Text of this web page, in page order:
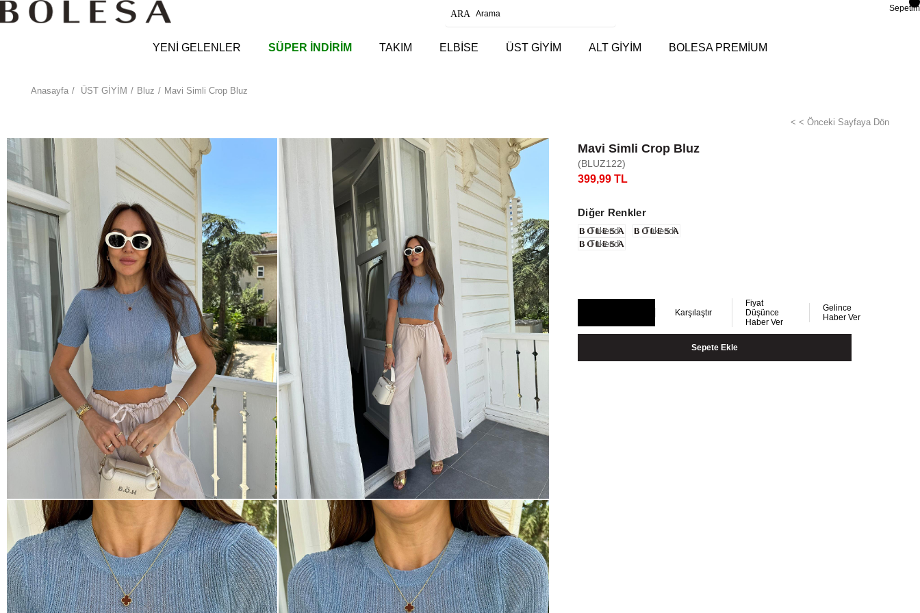
Sepetim
YENİ GELENLER SÜPER İNDİRİM TAKIM ELBİSE ÜST GİYİM ALT GİYİM BOLESA PREMİUM
Anasayfa ÜST GİYİM Bluz Mavi Simli Crop Bluz
< < Önceki Sayfaya Dön
Mavi Simli Crop Bluz
(BLUZ122)
399,99 TL
Diğer Renkler
Tükendi
Tükendi
Tükendi
Karşılaştır
Fiyat
Düşünce
Haber Ver
Gelince
Haber Ver